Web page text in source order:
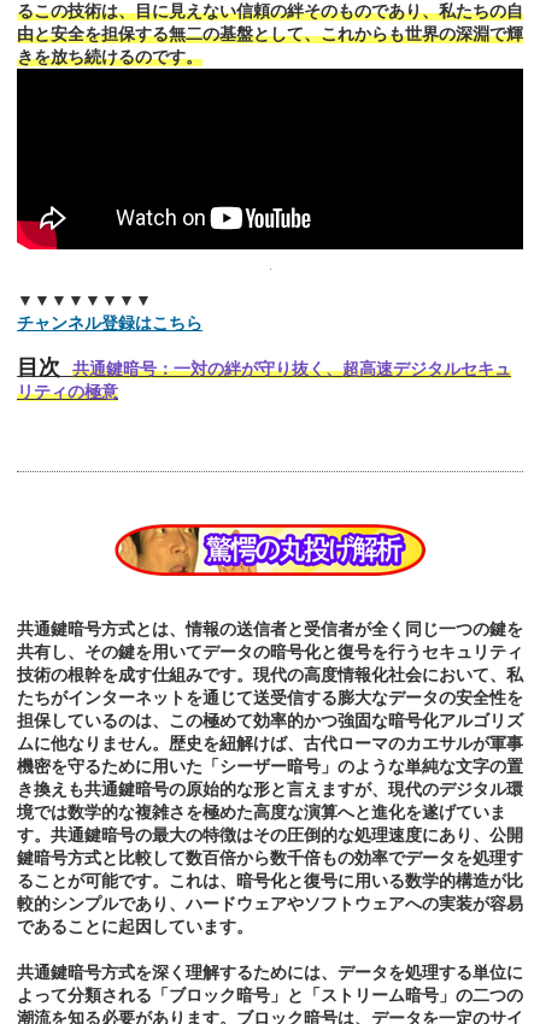
るこの技術は、目に見えない信頼の絆そのものであり、私たちの自
由と安全を担保する無二の基盤として、これからも世界の深淵で輝
きを放ち続けるのです。
▼▼▼▼▼▼▼▼
チャンネル登録はこちら
目次
共通鍵暗号：一対の絆が守り抜く、超高速デジタルセキュ
リティの極意
共通鍵暗号方式とは、情報の送信者と受信者が全く同じ一つの鍵を
共有し、その鍵を用いてデータの暗号化と復号を行うセキュリティ
技術の根幹を成す仕組みです。現代の高度情報化社会において、私
たちがインターネットを通じて送受信する膨大なデータの安全性を
担保しているのは、この極めて効率的かつ強固な暗号化アルゴリズ
ムに他なりません。歴史を紐解けば、古代ローマのカエサルが軍事
機密を守るために用いた「シーザー暗号」のような単純な文字の置
き換えも共通鍵暗号の原始的な形と言えますが、現代のデジタル環
境では数学的な複雑さを極めた高度な演算へと進化を遂げていま
す。共通鍵暗号の最大の特徴はその圧倒的な処理速度にあり、公開
鍵暗号方式と比較して数百倍から数千倍もの効率でデータを処理す
ることが可能です。これは、暗号化と復号に用いる数学的構造が比
較的シンプルであり、ハードウェアやソフトウェアへの実装が容易
であることに起因しています。
共通鍵暗号方式を深く理解するためには、データを処理する単位に
よって分類される「ブロック暗号」と「ストリーム暗号」の二つの
潮流を知る必要があります。ブロック暗号は、データを一定のサイ